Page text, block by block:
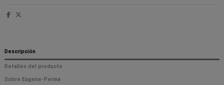
Descripción
Detalles del producto
Sobre Eugene-Perma